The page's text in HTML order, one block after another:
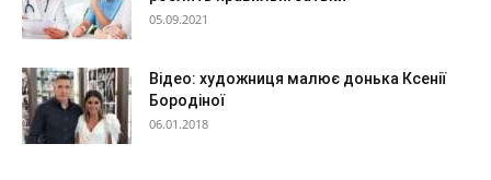
05.09.2021
Відео: художниця малює донька Ксенії
Бородіної
06.01.2018